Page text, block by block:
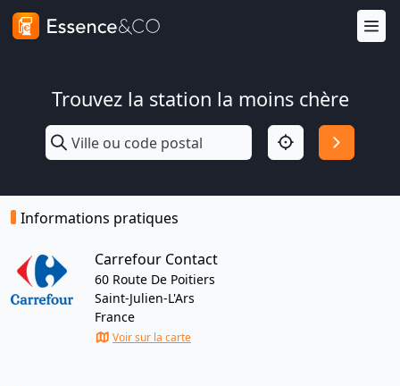
Trouvez la station la moins chère
Informations pratiques
Carrefour Contact
60 Route De Poitiers
Saint-Julien-L'Ars
France
Voir sur la carte